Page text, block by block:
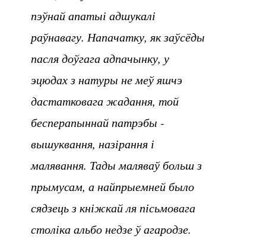
пэўнай апатыі адшукалі
раўнавагу. Напачатку, як заўсёды
пасля доўгага адпачынку, у
эцюдах з натуры не меў яшчэ
дастатковага жадання, той
бесперапыннай патрэбы -
вышуквання, назірання і
малявання. Тады маляваў больш з
прымусам, а найпрыемней было
сядзець з кніжкай ля пісьмовага
століка альбо недзе ў агародзе.